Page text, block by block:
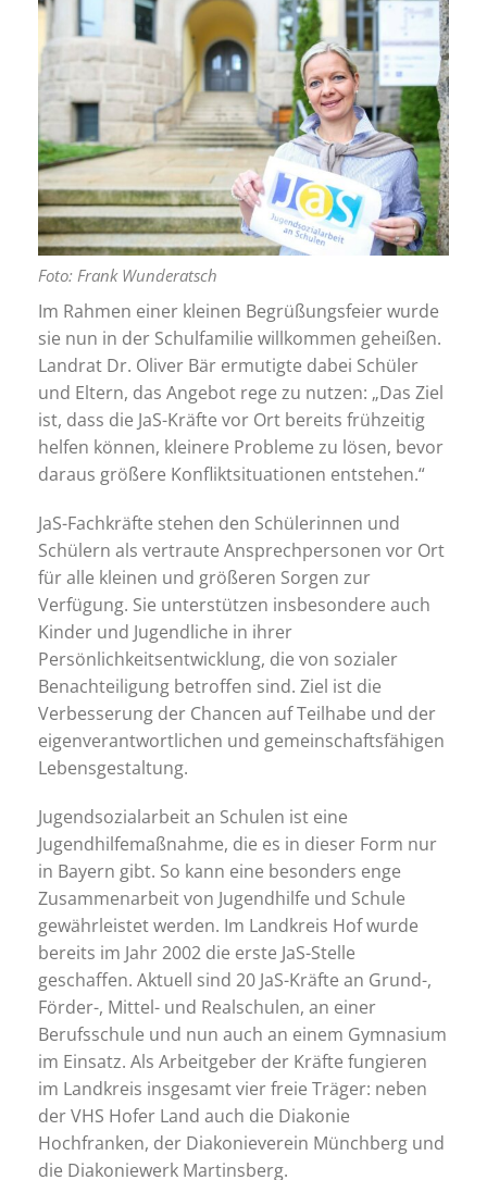
Foto: Frank Wunderatsch
Im Rahmen einer kleinen Begrüßungsfeier wurde
sie nun in der Schulfamilie willkommen geheißen.
Landrat Dr. Oliver Bär ermutigte dabei Schüler
und Eltern, das Angebot rege zu nutzen: „Das Ziel
ist, dass die JaS-Kräfte vor Ort bereits frühzeitig
helfen können, kleinere Probleme zu lösen, bevor
daraus größere Konfliktsituationen entstehen.“
JaS-Fachkräfte stehen den Schülerinnen und
Schülern als vertraute Ansprechpersonen vor Ort
für alle kleinen und größeren Sorgen zur
Verfügung. Sie unterstützen insbesondere auch
Kinder und Jugendliche in ihrer
Persönlichkeitsentwicklung, die von sozialer
Benachteiligung betroffen sind. Ziel ist die
Verbesserung der Chancen auf Teilhabe und der
eigenverantwortlichen und gemeinschaftsfähigen
Lebensgestaltung.
Jugendsozialarbeit an Schulen ist eine
Jugendhilfemaßnahme, die es in dieser Form nur
in Bayern gibt. So kann eine besonders enge
Zusammenarbeit von Jugendhilfe und Schule
gewährleistet werden. Im Landkreis Hof wurde
bereits im Jahr 2002 die erste JaS-Stelle
geschaffen. Aktuell sind 20 JaS-Kräfte an Grund-,
Förder-, Mittel- und Realschulen, an einer
Berufsschule und nun auch an einem Gymnasium
im Einsatz. Als Arbeitgeber der Kräfte fungieren
im Landkreis insgesamt vier freie Träger: neben
der VHS Hofer Land auch die Diakonie
Hochfranken, der Diakonieverein Münchberg und
die Diakoniewerk Martinsberg.